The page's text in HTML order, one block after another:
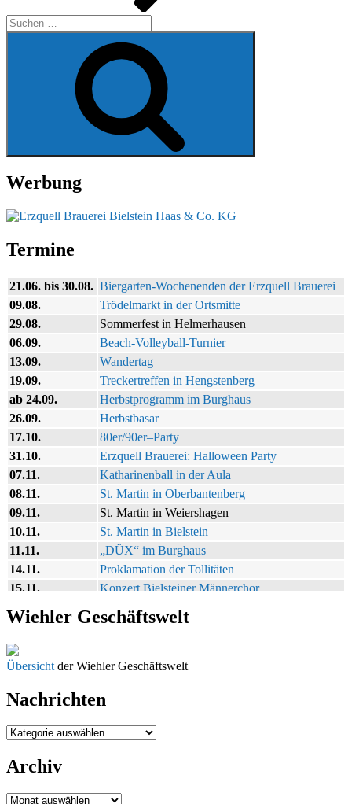
Suchen
nach:
Werbung
Termine
21.06. bis 30.08. Biergarten-Wochenenden der Erzquell Brauerei
09.08.
Trödelmarkt in der Ortsmitte
29.08.
Sommerfest in Helmerhausen
06.09.
Beach-Volleyball-Turnier
13.09.
Wandertag
19.09.
Treckertreffen in Hengstenberg
ab 24.09.
Herbstprogramm im Burghaus
26.09.
Herbstbasar
17.10.
80er/90er–Party
31.10.
Erzquell Brauerei: Halloween Party
07.11.
Katharinenball in der Aula
08.11.
St. Martin in Oberbantenberg
09.11.
St. Martin in Weiershagen
10.11.
St. Martin in Bielstein
11.11.
„DÜX“ im Burghaus
14.11.
Proklamation der Tollitäten
15.11.
Konzert Bielsteiner Männerchor
15.11.
Volkstrauertag am Ehrenmal
27.11.
Anknipsfest an der Oberbantenberger Kirche
29.11.
ab 01.12.
Burghaus im Advent
24.09. bis 10.12. Herbstprogramm Burghaus Bielstein
Wiehler Geschäftswelt
Übersicht der Wiehler Geschäftswelt
Nachrichten
Nachrichten
Archiv
Archiv